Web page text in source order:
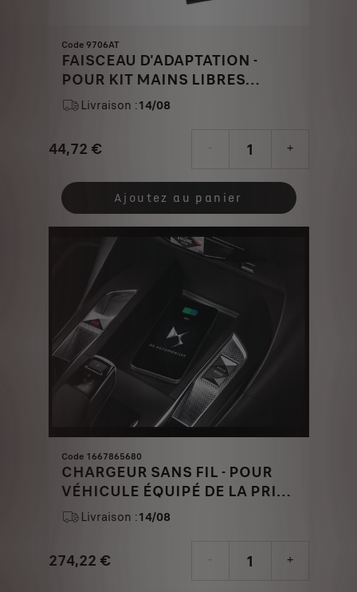
Code 9706AT
FAISCEAU D'ADAPTATION -
POUR KIT MAINS LIBRES
BLUETOOTH
Livraison :14/08
44,72 €
Price
44,72
- +
Quantity
updated
Ajoutez au panier
Code 1667865680
CHARGEUR SANS FIL - POUR
VÉHICULE ÉQUIPÉ DE LA PRISE
USB EN FACADE
Livraison :14/08
274,22 € - +